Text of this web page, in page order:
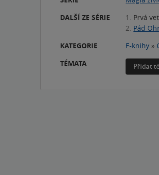
DALŠÍ ZE SÉRIE
1. Prvá
2. Pád
KATEGORIE
E-knihy »
TÉMATA
Přidat